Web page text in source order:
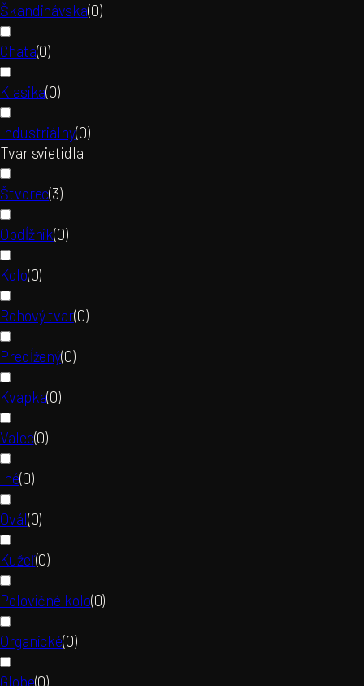
Škandinávska(0)
Chata(0)
Klasika(0)
Industriálny(0)
Tvar svietidla
Štvorec(3)
Obdĺžnik(0)
Kolo(0)
Rohový tvar(0)
Predĺžený(0)
Kvapka(0)
Valec(0)
Iné(0)
Ovál(0)
Kužeľ(0)
Polovičné kolo(0)
Organické(0)
Globe(0)